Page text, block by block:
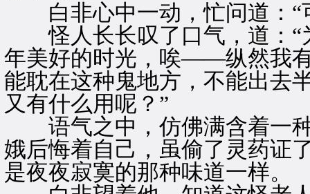
白非心中一动，忙问道：“
怪人长长叹了口气，道：“
年美好的时光，唉——纵然我
能耽在这种鬼地方，不能出去
又有什么用呢？”
语气之中，仿佛满含着一种
娥后悔着自己，虽偷了灵药证
是夜夜寂寞的那种味道一样。